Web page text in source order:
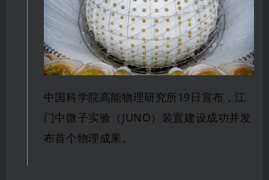
中国科学院高能物理研究所19日宣布，江
门中微子实验（JUNO）装置建设成功并发
布首个物理成果。